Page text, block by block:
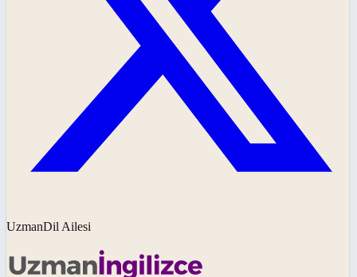
UzmanDil Ailesi